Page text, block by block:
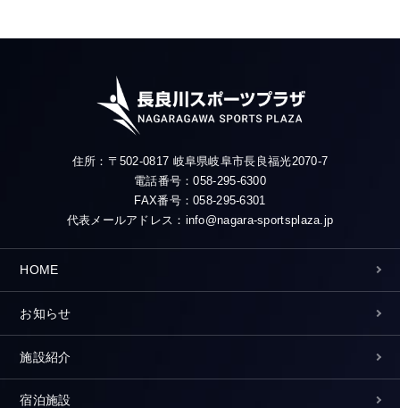
住所：〒502-0817 岐阜県岐阜市長良福光2070-7
電話番号：058-295-6300
FAX番号：058-295-6301
代表メールアドレス：info@nagara-sportsplaza.jp
HOME
お知らせ
施設紹介
宿泊施設